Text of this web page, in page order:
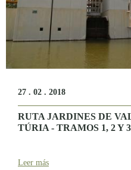
27 . 02 . 2018
RUTA JARDINES DE
TÚRIA - TRAMOS 1, 2 Y 3
Leer más